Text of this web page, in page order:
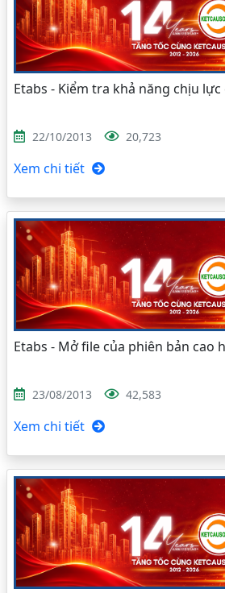
Etabs - Kiểm tra khả năng chịu lực
22/10/2013 20,723
Xem chi tiết
Etabs - Mở file của phiên bản cao
23/08/2013 42,583
Xem chi tiết